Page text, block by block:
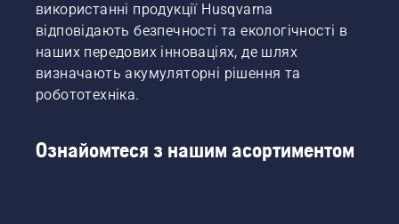
використанні продукції Husqvarna
відповідають безпечності та екологічності в
наших передових інноваціях, де шлях
визначають акумуляторні рішення та
робототехніка.
Ознайомтеся з нашим асортиментом